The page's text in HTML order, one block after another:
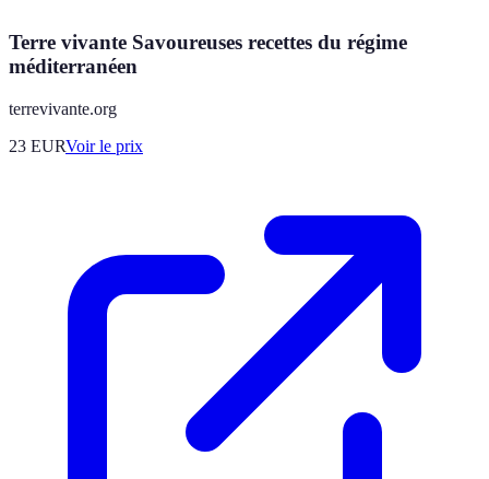
Terre vivante Savoureuses recettes du régime
méditerranéen
terrevivante.org
23 EURVoir le prix